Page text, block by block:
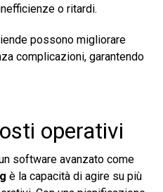
o ritardi.
possono migliorare
complicazioni, garantendo
operativi
software avanzato come
è la capacità di agire su più